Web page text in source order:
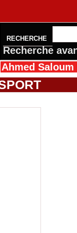
RECHERCHE
Recherche
Saloum